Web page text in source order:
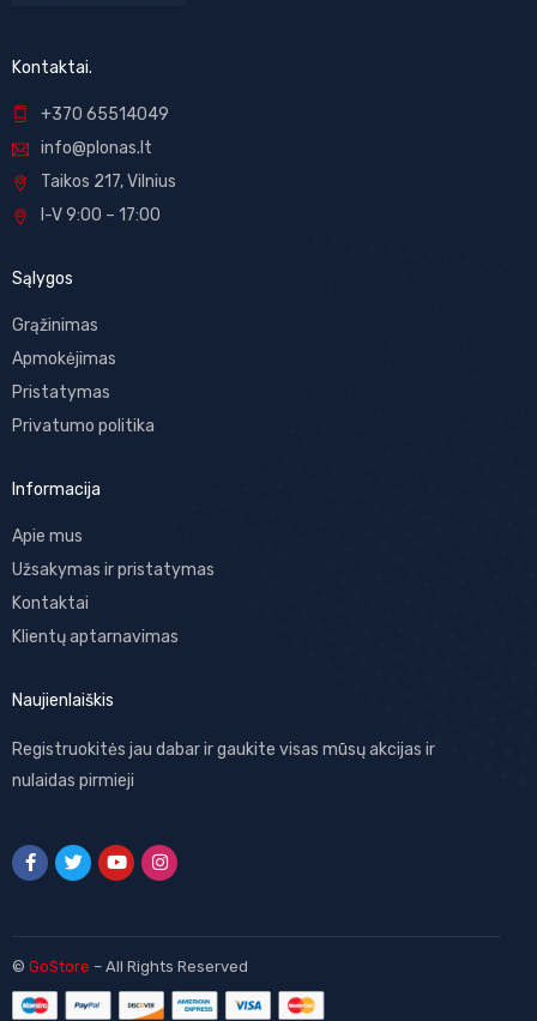
Kontaktai.
+370 65514049
info@plonas.lt
Taikos 217, Vilnius
I-V 9:00 – 17:00
Sąlygos
Grąžinimas
Apmokėjimas
Pristatymas
Privatumo politika
Informacija
Apie mus
Užsakymas ir pristatymas
Kontaktai
Klientų aptarnavimas
Naujienlaiškis
Registruokitės jau dabar ir gaukite visas mūsų akcijas ir
nulaidas pirmieji
© GoStore – All Rights Reserved